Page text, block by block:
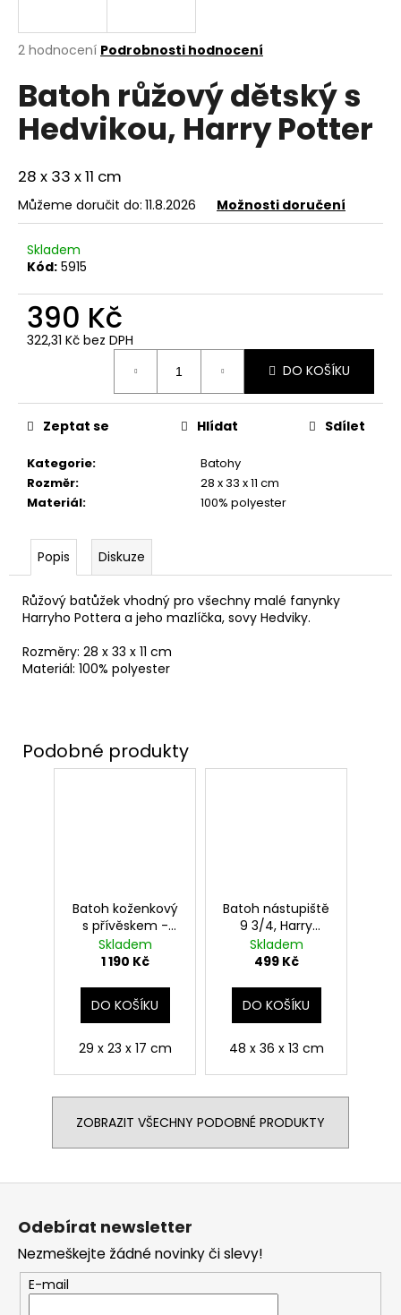
Průměrné
produktu
je
5,0
hvězdiček.
2 hodnocení Podrobnosti hodnocení
Batoh růžový dětský s
Hedvikou, Harry Potter
28 x 33 x 11 cm
Můžeme doručit do: 11.8.2026 Možnosti doručení
Skladem
Kód: 5915
390 Kč
322,31 Kč bez DPH
DO KOŠÍKU
Kategorie:
Batohy
Rozměr:
28 x 33 x 11 cm
Materiál: 100% polyester
Zeptat se Hlídat Sdílet
Popis Diskuze
Růžový batůžek vhodný pro všechny malé fanynky
Harryho Pottera a jeho mazlíčka, sovy Hedviky.
Rozměry: 28 x 33 x 11 cm
Materiál: 100% polyester
Batoh koženkový
s přívěskem -
Mrzimor, Harry
Potter
Skladem
1 190 Kč
DO KOŠÍKU
29 x 23 x 17 cm
Batoh nástupiště
9 3/4, Harry
Potter
Skladem
499 Kč
DO KOŠÍKU
48 x 36 x 13 cm
ZOBRAZIT VŠECHNY PODOBNÉ PRODUKTY
j
t
?
HLEDAT
o
p
o
č
u
e
m
e
KOUZELNICKÉ
ŠACHY
CHESS
SET,
HARRY
POTTER
1
599
Kč
Z
Odebírat newsletter
Nezmeškejte žádné novinky či slevy!
E-mail